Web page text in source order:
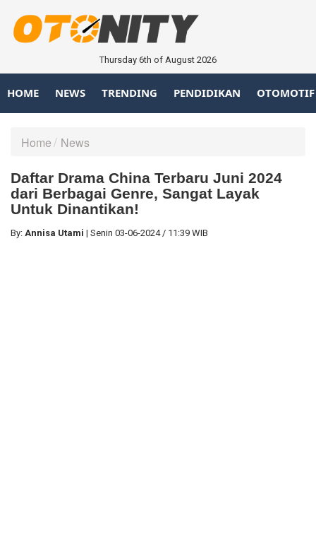
Thursday 6th of August 2026
HOME NEWS TRENDING PENDIDIKAN OTOMOTIF
Home News
Daftar Drama China Terbaru Juni 2024
dari Berbagai Genre, Sangat Layak
Untuk Dinantikan!
By: Annisa Utami | Senin 03-06-2024 / 11:39 WIB